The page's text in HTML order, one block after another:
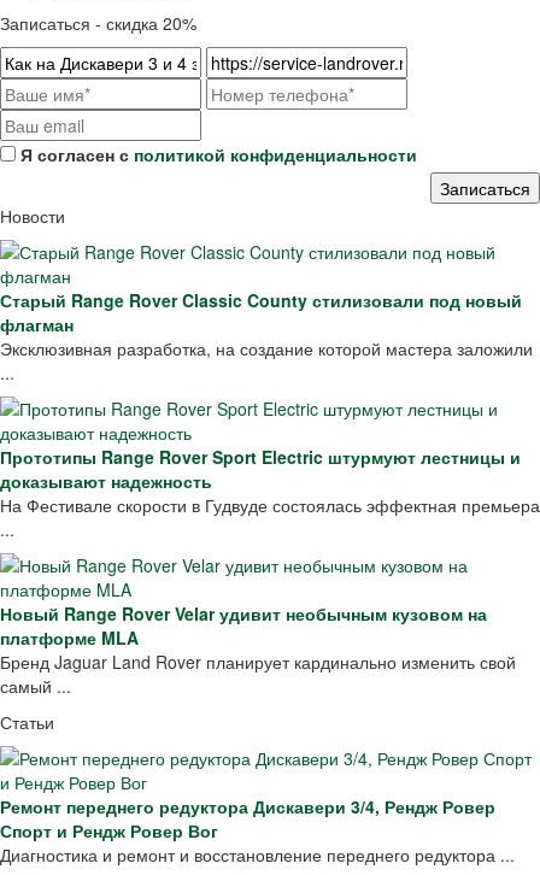
Записаться - скидка 20%
Я согласен с политикой конфиденциальности
Новости
Старый Range Rover Classic County стилизовали под новый
флагман
Эксклюзивная разработка, на создание которой мастера заложили
...
Прототипы Range Rover Sport Electric штурмуют лестницы и
доказывают надежность
На Фестивале скорости в Гудвуде состоялась эффектная премьера
...
Новый Range Rover Velar удивит необычным кузовом на
платформе MLA
Бренд Jaguar Land Rover планирует кардинально изменить свой
самый ...
Статьи
Ремонт переднего редуктора Дискавери 3/4, Рендж Ровер
Спорт и Рендж Ровер Вог
Диагностика и ремонт и восстановление переднего редуктора ...